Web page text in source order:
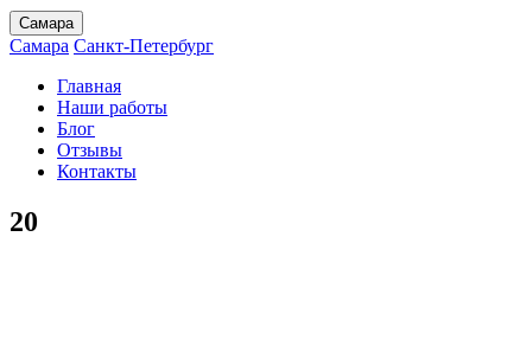
Самара
Самара Санкт-Петербург
Главная
Наши работы
Блог
Отзывы
Контакты
20